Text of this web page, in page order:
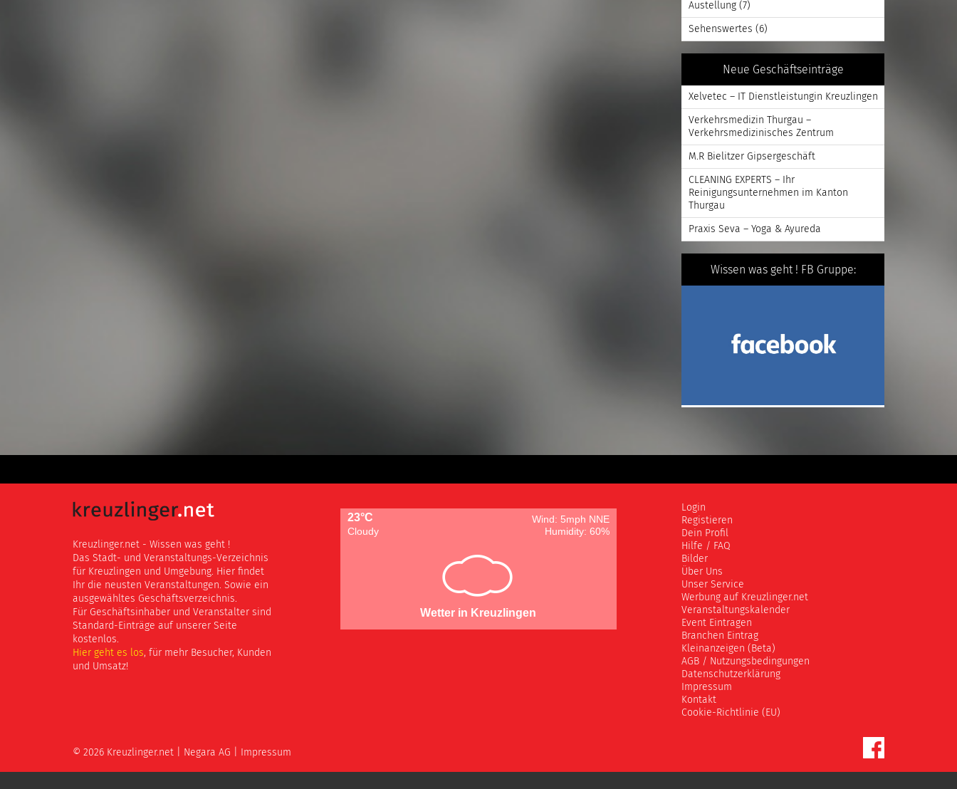
Austellung (7)
Sehenswertes (6)
Neue Geschäftseinträge
Xelvetec – IT Dienstleistungin Kreuzlingen
Verkehrsmedizin Thurgau –
Verkehrsmedizinisches Zentrum
M.R Bielitzer Gipsergeschäft
CLEANING EXPERTS – Ihr
Reinigungsunternehmen im Kanton
Thurgau
Praxis Seva – Yoga & Ayureda
Wissen was geht ! FB Gruppe:
Kreuzlinger.net - Wissen was geht !
Das Stadt- und Veranstaltungs-Verzeichnis
für Kreuzlingen und Umgebung. Hier findet
Ihr die neusten Veranstaltungen. Sowie ein
ausgewähltes Geschäftsverzeichnis.
Für Geschäftsinhaber und Veranstalter sind
Standard-Einträge auf unserer Seite
kostenlos.
Hier geht es los, für mehr Besucher, Kunden
und Umsatz!
23°C
Wind: 5mph NNE
Cloudy
Humidity: 60%
Wetter in Kreuzlingen
Login
Registieren
Dein Profil
Hilfe / FAQ
Bilder
Über Uns
Unser Service
Werbung auf Kreuzlinger.net
Veranstaltungskalender
Event Eintragen
Branchen Eintrag
Kleinanzeigen (Beta)
AGB / Nutzungsbedingungen
Datenschutzerklärung
Impressum
Kontakt
Cookie-Richtlinie (EU)
© 2026 Kreuzlinger.net | Negara AG Impressum